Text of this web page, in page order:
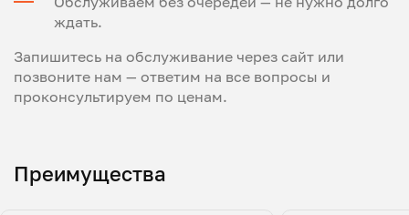
ждать.
Запишитесь на обслуживание через сайт или
позвоните нам — ответим на все вопросы и
проконсультируем по ценам.
Преимущества